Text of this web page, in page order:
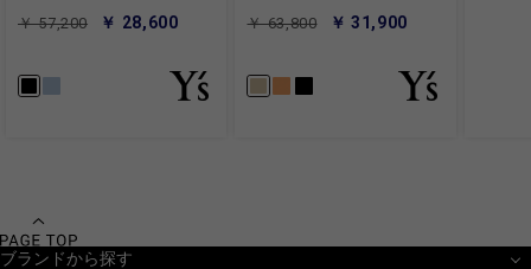
￥ 57,200
￥ 28,600
￥ 63,800
￥ 31,900
ブランドから探す